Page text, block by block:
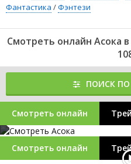
Фантастика /Фэнтези
Смотреть онлайн Асока
ПОИСК
Смотреть онлайн
Смотреть онлайн